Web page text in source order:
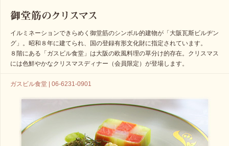
イルミネーションできらめく御堂筋のシンボル的建物が「大阪瓦斯ビルヂン
グ」。昭和８年に建てられ、国の登録有形文化財に指定されています。
８階にある「ガスビル食堂」は大阪の欧風料理の草分け的存在。クリスマス
には色鮮やかなクリスマスディナー（会員限定）が登場します。
ガスビル食堂 | 06-6231-0901